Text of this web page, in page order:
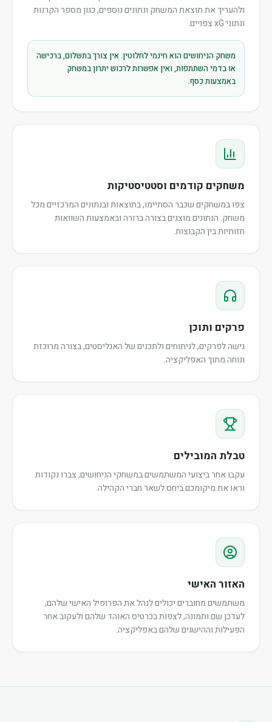
ולהעריך את תוצאת המשחק ונתונים נוספים, כגון מספר הקרנות
ונתוני xG צפויים.
משחק הניחושים הוא חינמי לחלוטין. אין צורך בתשלום, ברכישה
או בדמי השתתפות, ואין אפשרות לרכוש יתרון במשחק
באמצעות כסף.
משחקים קודמים וסטטיסטיקות
צפו במשחקים שכבר הסתיימו, בתוצאות ובנתונים המרכזיים מכל
משחק. הנתונים מוצגים בצורה ברורה ובאמצעות השוואות
חזותיות בין הקבוצות.
פרקים ותוכן
גישה לפרקים, לניתוחים ולתכנים של האנליסטים, בצורה מרוכזת
ונוחה מתוך האפליקציה.
טבלת המובילים
עקבו אחר ביצועי המשתמשים במשחקי הניחושים, צברו נקודות
וראו את מיקומכם ביחס לשאר חברי הקהילה.
האזור האישי
משתמשים מחוברים יכולים לנהל את הפרופיל האישי שלהם,
לעדכן שם ותמונה, לצפות בכרטיס האוהד שלהם ולעקוב אחר
הפעילות וההישגים שלהם באפליקציה.